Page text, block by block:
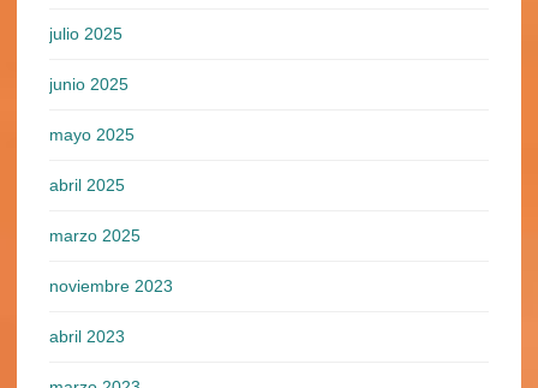
julio 2025
junio 2025
mayo 2025
abril 2025
marzo 2025
noviembre 2023
abril 2023